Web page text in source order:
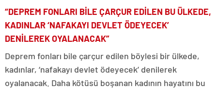
“DEPREM FONLARI BİLE ÇARÇUR EDİLEN BU ÜLKEDE,
KADINLAR ‘NAFAKAYI DEVLET ÖDEYECEK’
DENİLEREK OYALANACAK”
Deprem fonları bile çarçur edilen böylesi bir ülkede,
kadınlar, ‘nafakayı devlet ödeyecek’ denilerek
oyalanacak. Daha kötüsü boşanan kadının hayatını bu